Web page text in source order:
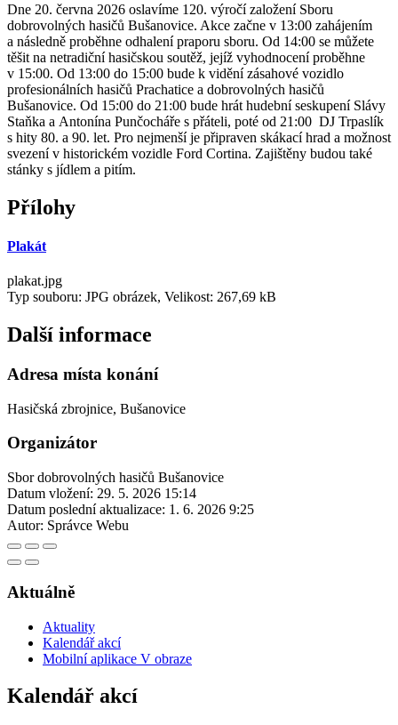
Dne 20. června 2026 oslavíme 120. výročí založení Sboru
dobrovolných hasičů Bušanovice. Akce začne v 13:00 zahájením
a následně proběhne odhalení praporu sboru. Od 14:00 se můžete
těšit na netradiční hasičskou soutěž, jejíž vyhodnocení proběhne
v 15:00. Od 13:00 do 15:00 bude k vidění zásahové vozidlo
profesionálních hasičů Prachatice a dobrovolných hasičů
Bušanovice. Od 15:00 do 21:00 bude hrát hudební seskupení Slávy
Staňka a Antonína Punčocháře s přáteli, poté od 21:00 DJ Trpaslík
s hity 80. a 90. let. Pro nejmenší je připraven skákací hrad a možnost
svezení v historickém vozidle Ford Cortina. Zajištěny budou také
stánky s jídlem a pitím.
Přílohy
Plakát
plakat.jpg
Typ souboru: JPG obrázek, Velikost: 267,69 kB
Další informace
Adresa místa konání
Hasičská zbrojnice, Bušanovice
Organizátor
Sbor dobrovolných hasičů Bušanovice
Datum vložení: 29. 5. 2026 15:14
Datum poslední aktualizace: 1. 6. 2026 9:25
Autor: Správce Webu
Aktuálně
Aktuality
Kalendář akcí
Mobilní aplikace V obraze
Kalendář akcí